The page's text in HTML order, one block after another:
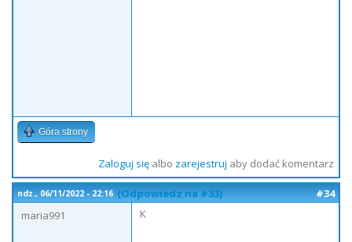
Góra strony
Zaloguj sięalbo zarejestruj aby dodać komentarz
ndz., 06/11/2022 - 22:16 (Odpowiedz na #33)
#34
maria991
K